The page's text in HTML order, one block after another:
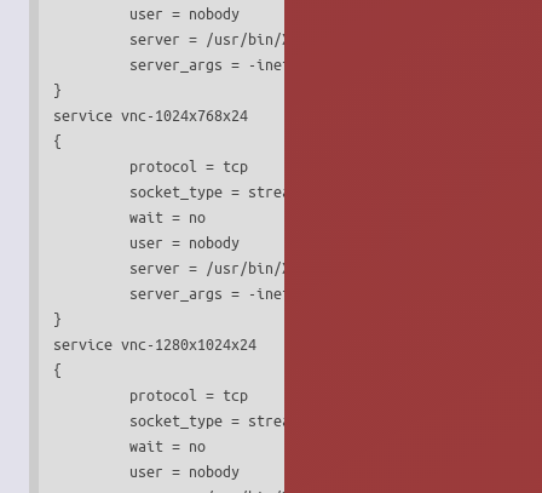
         user = nobody
         server = /usr/bin/Xvnc
server_args = -inetd -query localhost -once -
}
service vnc-1024x768x24
{
         protocol = tcp
         socket_type = stream
         wait = no
         user = nobody
         server = /usr/bin/Xvnc
server_args = -inetd -query localhost -once -
}
service vnc-1280x1024x24
{
         protocol = tcp
         socket_type = stream
         wait = no
         user = nobody